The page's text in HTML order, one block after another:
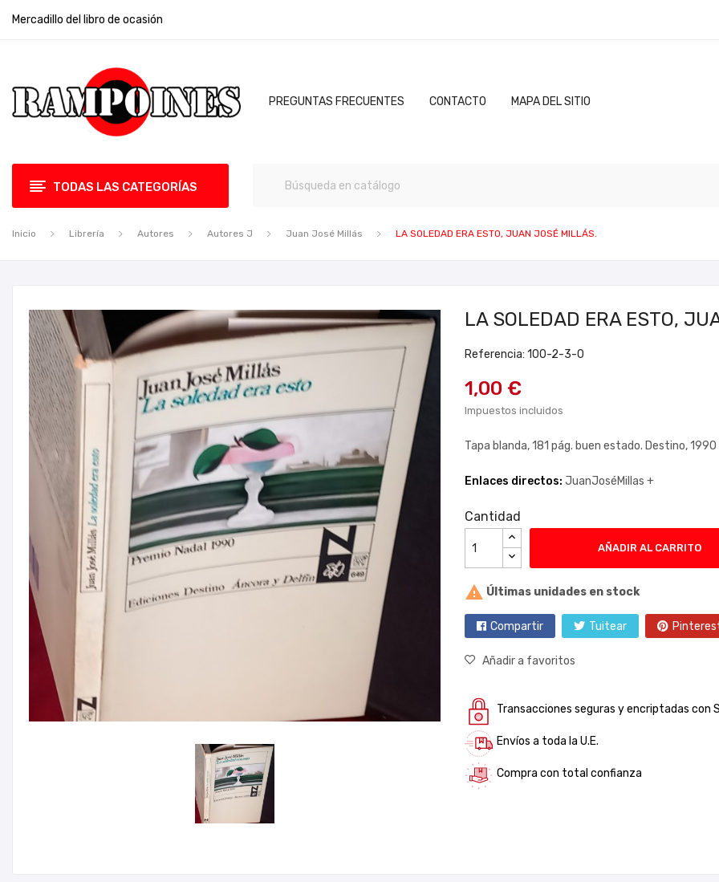
Mercadillo del libro de ocasión
PREGUNTAS FRECUENTES CONTACTO MAPA DEL SITIO
TODAS LAS CATEGORÍAS
Inicio Librería Autores Autores J Juan José Millás LA SOLEDAD ERA ESTO, JUAN JOSÉ MILLÁS.
LA SOLEDAD ERA ESTO,
Referencia: 100-2-3-0
1,00 €
Impuestos incluidos
Tapa blanda, 181 pág. buen estado. Destino, 1990
Enlaces directos: JuanJoséMillas +
Cantidad
AÑADIR AL CARRITO
 Últimas unidades en stock
Compartir Tuitear
Añadir a favoritos
Transacciones seguras y encriptadas con
Envíos a toda la U.E.
Compra con total confianza